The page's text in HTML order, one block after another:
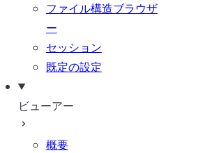
ファイル構造ブラウザ
ー
セッション
既定の設定
ビューアー
概要